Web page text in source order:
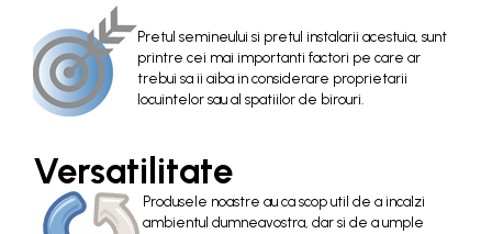
Pretul semineului si pretul instalarii acestuia, sunt
printre cei mai importanti factori pe care ar
trebui sa ii aiba in considerare proprietarii
locuintelor sau al spatiilor de birouri.
Versatilitate
Produsele noastre au ca scop util de a incalzi
ambientul dumneavostra, dar si de a umple